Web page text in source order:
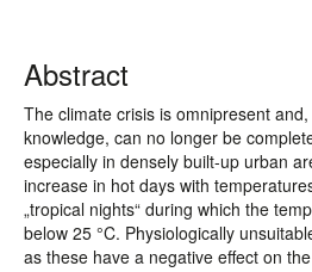
Abstract
The climate crisis is omnipresent
knowledge, can no longer be
especially in densely built-up urban
increase in hot days with
„tropical nights“ during which the
below 25 °C. Physiologically
as these have a negative effect on